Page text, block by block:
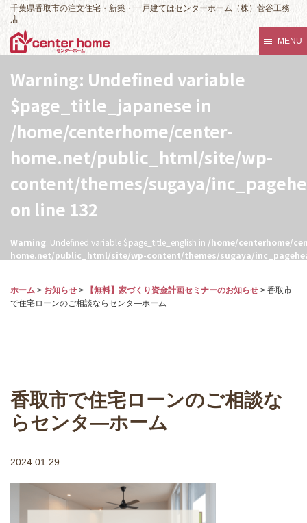
千葉県香取市の注文住宅・新築・一戸建てはセンターホーム（株）菅谷工務
店
MENU
Warning: Undefined variable
$page_title_japanese in
/home/centerhome/center-
home.net/public_html/site/wp-
content/themes/sugaya/
on line 132
Warning: Undefined variable $page_title_english in /home/centerhome/
home.net/public_html/site/wp-content/themes/sugaya/
ホーム > お知らせ > 【無料】家づくり資金計画セミナーのお知らせ > 香取市
で住宅ローンのご相談ならセンタ―ホーム
香取市で住宅ローンのご相談な
らセンタ―ホーム
2024.01.29